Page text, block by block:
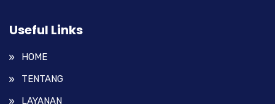
Useful Links
HOME
TENTANG
LAYANAN